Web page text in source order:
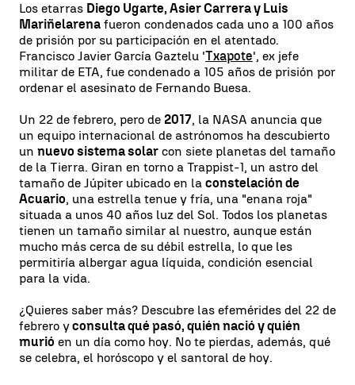
Los etarras Diego Ugarte, Asier Carrera y Luis
Mariñelarena fueron condenados cada uno a 100 años
de prisión por su participación en el atentado.
Francisco Javier García Gaztelu 'Txapote', ex jefe
militar de ETA, fue condenado a 105 años de prisión por
ordenar el asesinato de Fernando Buesa.
Un 22 de febrero, pero de 2017, la NASA anuncia que
un equipo internacional de astrónomos ha descubierto
un nuevo sistema solar con siete planetas del tamaño
de la Tierra. Giran en torno a Trappist-1, un astro del
tamaño de Júpiter ubicado en la constelación de
Acuario, una estrella tenue y fría, una "enana roja"
situada a unos 40 años luz del Sol. Todos los planetas
tienen un tamaño similar al nuestro, aunque están
mucho más cerca de su débil estrella, lo que les
permitiría albergar agua líquida, condición esencial
para la vida.
¿Quieres saber más? Descubre las efemérides del 22 de
febrero yconsulta qué pasó, quién nació y quién
murió en un día como hoy. No te pierdas, además, qué
se celebra, el horóscopo y el santoral de hoy.